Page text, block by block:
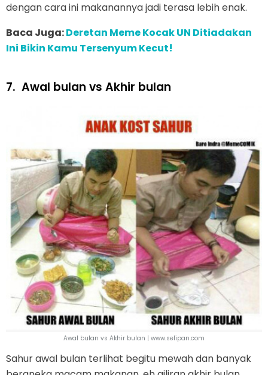
dengan cara ini makanannya jadi terasa lebih enak.
Baca Juga:Deretan Meme Kocak UN Ditiadakan
Ini Bikin Kamu Tersenyum Kecut!
7. Awal bulan vs Akhir bulan
Awal bulan vs Akhir bulan | www.selipan.com
Sahur awal bulan terlihat begitu mewah dan banyak